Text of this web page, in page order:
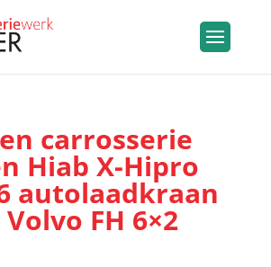
carrosserie
Hiab X-Hipro
autolaadkraan
FH 6×2